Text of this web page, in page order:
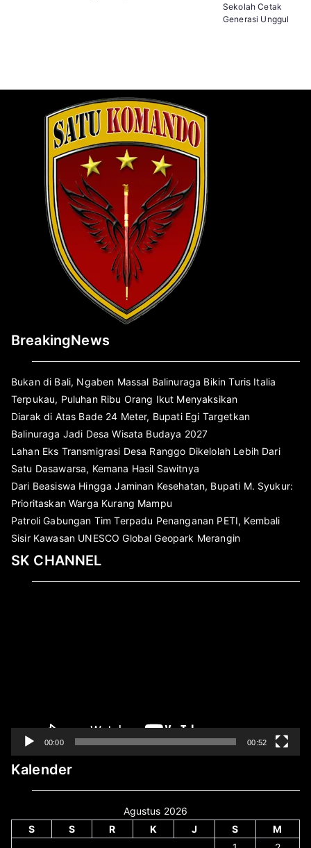
Sekolah Cetak
Generasi Unggul
BreakingNews
Bukan di Bali, Ngaben Massal Balinuraga Bikin Turis Italia
Terpukau, Puluhan Ribu Orang Ikut Menyaksikan
Diarak di Atas Bade 24 Meter, Bupati Egi Targetkan
Balinuraga Jadi Desa Wisata Budaya 2027
Lahan Eks Transmigrasi Desa Ranggo Dikelolah Lebih Dari
Satu Dasawarsa, Kemana Hasil Sawitnya
Dari Beasiswa Hingga Jaminan Kesehatan, Bupati M. Syukur:
Prioritaskan Warga Kurang Mampu
Patroli Gabungan Tim Terpadu Penanganan PETI, Kembali
Sisir Kawasan UNESCO Global Geopark Merangin
SK CHANNEL
00:00 00:52
Kalender
Agustus 2026
S
S R K J S
M